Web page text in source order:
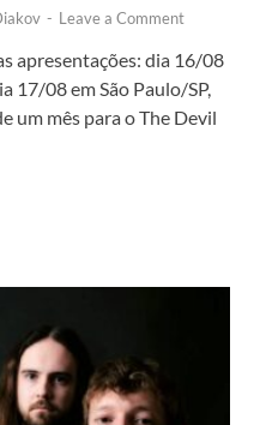
- Leave a Comment
apresentações: dia 16/08
17/08 em São Paulo/SP,
um mês para o The Devil